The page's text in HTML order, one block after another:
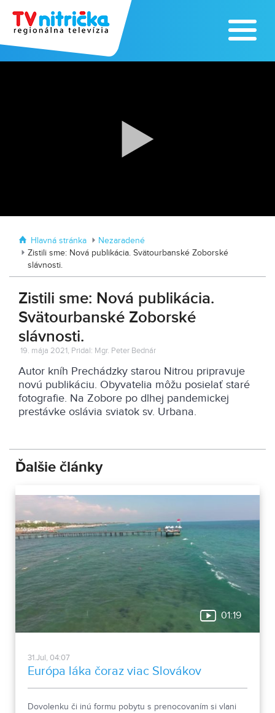
Traktormánia 2025 s pozvánkou
Hlavná stránka
Nezaradené
Zistili sme: Nová publikácia. Svätourbanské Zoborské
slávnosti.
Zistili sme: Nová publikácia.
Svätourbanské Zoborské
slávnosti.
19. mája 2021, Pridal: Mgr. Peter Bednár
Autor kníh Prechádzky starou Nitrou pripravuje
novú publikáciu. Obyvatelia môžu posielať staré
fotografie. Na Zobore po dlhej pandemickej
prestávke oslávia sviatok sv. Urbana.
Ďalšie články
01:19
31.Jul, 04:07
Európa láka čoraz viac Slovákov
Dovolenku či inú formu pobytu s prenocovaním si vlani